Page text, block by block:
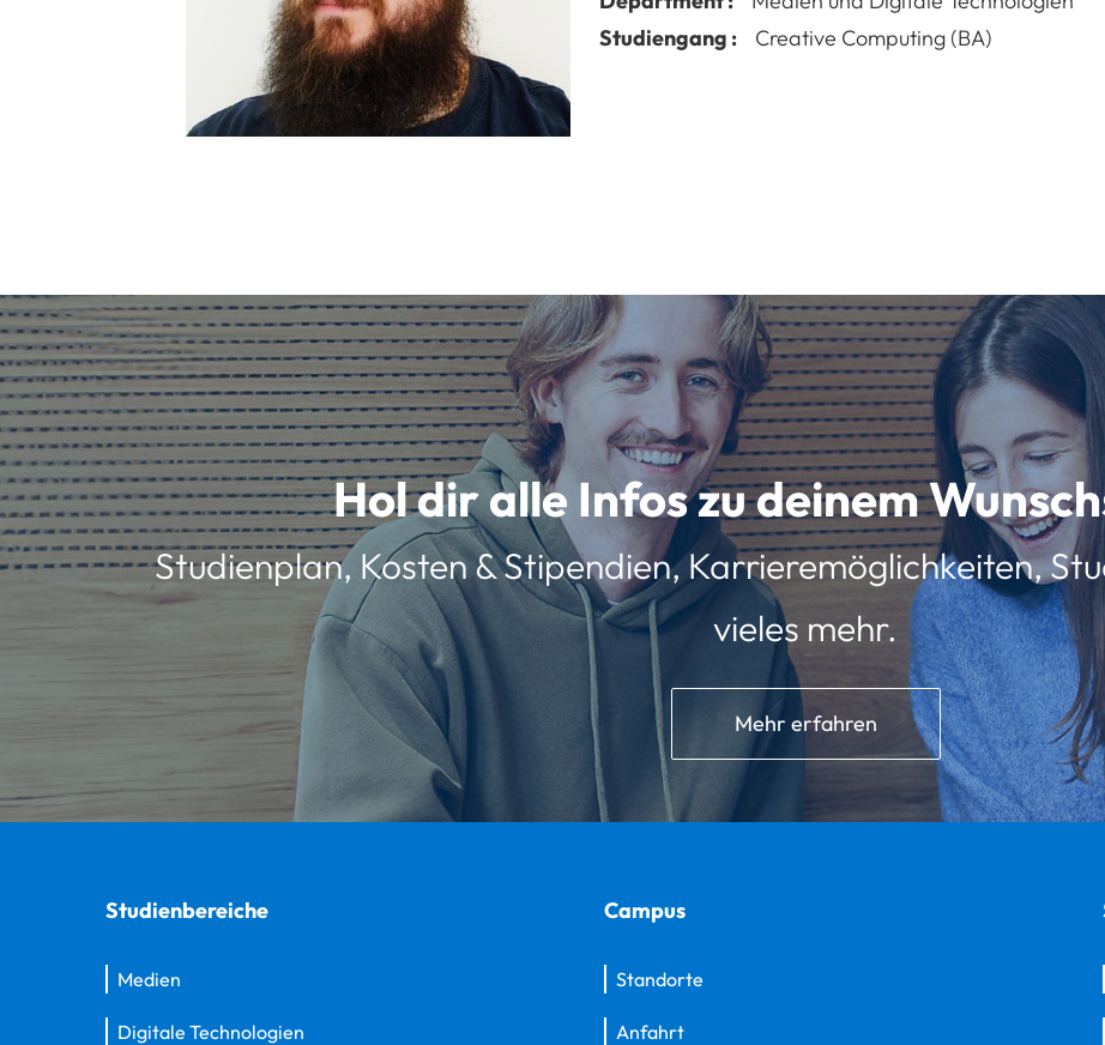
Studiengang :
Creative Computing (BA)
Hol dir alle Infos zu deinem
Studienplan, Kosten & Stipendien, Karrieremöglichkeiten,
vieles mehr.
Mehr erfahren
Studienbereiche
Medien
Digitale Technologien
Campus
Standorte
Anfahrt